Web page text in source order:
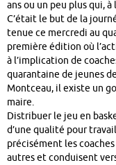
ans ou un peu plus qui,
C’était le but de la
tenue ce mercredi au
première édition où
à l’implication de
quarantaine de jeunes
Montceau, il existe un
maire.
Distribuer le jeu en
d’une qualité pour
précisément les
autres et conduisent